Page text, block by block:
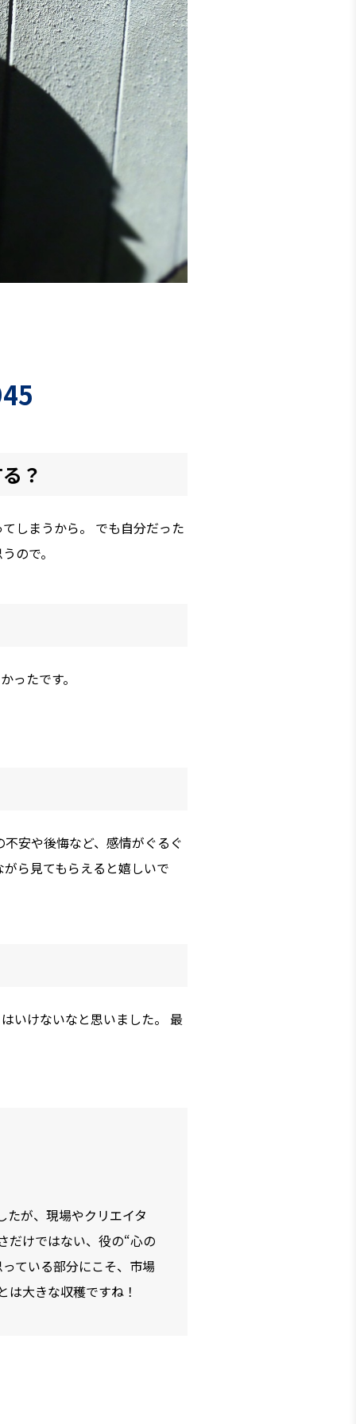
？
しまうから。 でも自分だった
ので。
ったです。
安や後悔など、感情がぐるぐ
ら見てもらえると嬉しいで
いけないなと思いました。 最
が、現場やクリエイタ
だけではない、役の“心の
ている部分にこそ、市場
大きな収穫ですね！